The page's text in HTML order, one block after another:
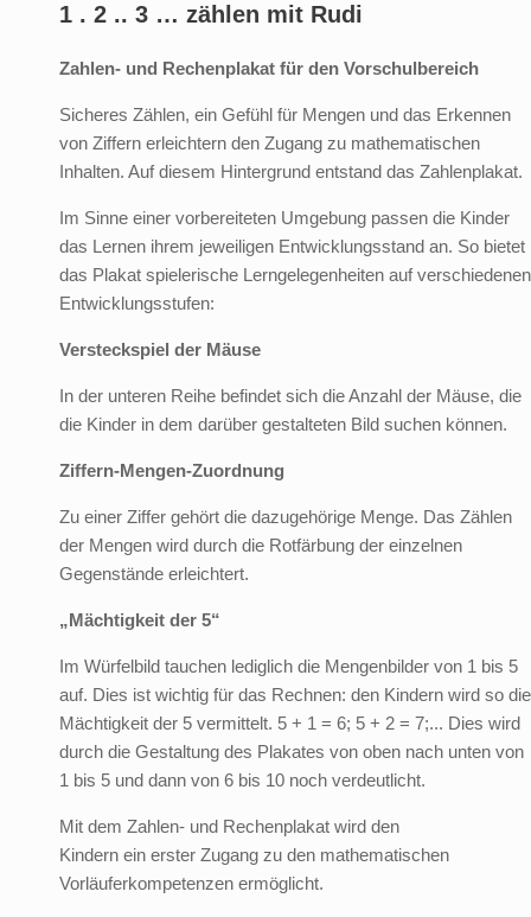
1 . 2 .. 3 … zählen mit Rudi
Zahlen- und Rechenplakat für den Vorschulbereich
Sicheres Zählen, ein Gefühl für Mengen und das Erkennen
von Ziffern erleichtern den Zugang zu mathematischen
Inhalten. Auf diesem Hintergrund entstand das Zahlenplakat.
Im Sinne einer vorbereiteten Umgebung passen die Kinder
das Lernen ihrem jeweiligen Entwicklungsstand an. So bietet
das Plakat spielerische Lerngelegenheiten auf verschiedenen
Entwicklungsstufen:
Versteckspiel der Mäuse
In der unteren Reihe befindet sich die Anzahl der Mäuse, die
die Kinder in dem darüber gestalteten Bild suchen können.
Ziffern-Mengen-Zuordnung
Zu einer Ziffer gehört die dazugehörige Menge. Das Zählen
der Mengen wird durch die Rotfärbung der einzelnen
Gegenstände erleichtert.
„Mächtigkeit der 5“
Im Würfelbild tauchen lediglich die Mengenbilder von 1 bis 5
auf. Dies ist wichtig für das Rechnen: den Kindern wird so die
Mächtigkeit der 5 vermittelt. 5 + 1 = 6; 5 + 2 = 7;... Dies wird
durch die Gestaltung des Plakates von oben nach unten von
1 bis 5 und dann von 6 bis 10 noch verdeutlicht.
Mit dem Zahlen- und Rechenplakat wird den
Kindern ein erster Zugang zu den mathematischen
Vorläuferkompetenzen ermöglicht.